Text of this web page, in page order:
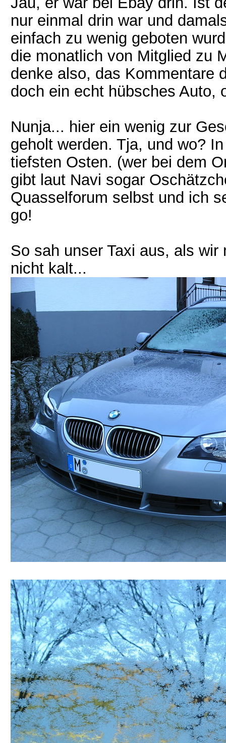
nur einmal drin war und
einfach zu wenig geboten
die monatlich von Mitglied zu
denke also, das Kommentare
doch ein echt hübsches Auto,
Nunja... hier ein wenig zur
geholt werden. Tja, und wo?
tiefsten Osten. (wer bei dem
gibt laut Navi sogar
Quasselforum selbst und ich
go!
So sah unser Taxi aus, als
nicht kalt...